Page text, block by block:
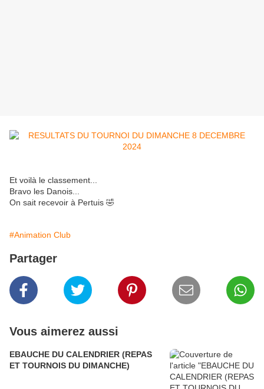
Et voilà le classement...
Bravo les Danois...
On sait recevoir à Pertuis 🤣
#Animation Club
Partager
Vous aimerez aussi
EBAUCHE DU CALENDRIER (REPAS
ET TOURNOIS DU DIMANCHE)